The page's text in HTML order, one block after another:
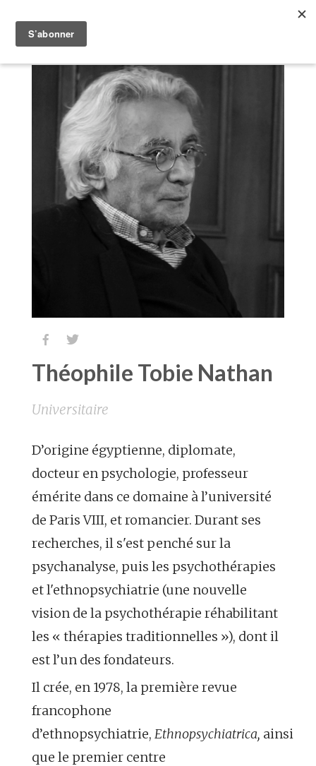
 
Théophile Tobie Nathan
Universitaire
D’origine égyptienne, diplomate,
docteur en psychologie, professeur
émérite dans ce domaine à l’université
de Paris VIII, et romancier. Durant ses
recherches, il s'est penché sur la
psychanalyse, puis les psychothérapies
et l'ethnopsychiatrie (une nouvelle
vision de la psychothérapie réhabilitant
les « thérapies traditionnelles »), dont il
est l’un des fondateurs.
Il crée, en 1978, la première revue
francophone
d’ethnopsychiatrie, Ethnopsychiatrica, ainsi
que le premier centre